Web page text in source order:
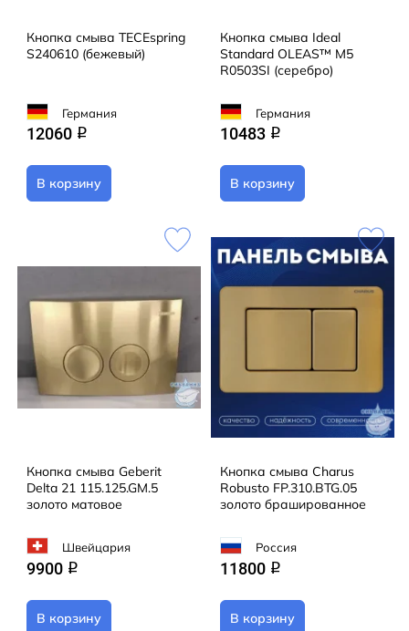
Кнопка смыва TECEspring
S240610 (бежевый)
Германия
12060 q
В корзину
Кнопка смыва Ideal
Standard OLEAS™ M5
R0503SI (серебро)
Германия
10483 q
В корзину
Кнопка смыва Geberit
Delta 21 115.125.GM.5
золото матовое
Швейцария
9900 q
В корзину
Кнопка смыва Charus
Robusto FP.310.BTG.05
золото брашированное
Россия
11800 q
В корзину